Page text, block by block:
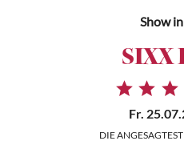
Showin
SIXX
Fr.
DIE